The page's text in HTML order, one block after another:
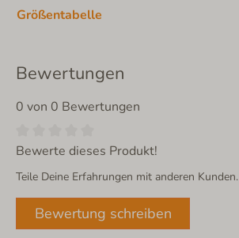
Größentabelle
Bewertungen
0 von 0 Bewertungen
Bewerte dieses Produkt!
Teile Deine Erfahrungen mit anderen Kunden.
Bewertung schreiben